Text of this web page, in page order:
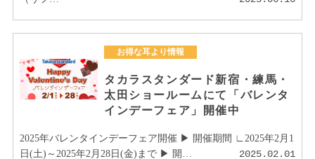
お得な耳より情報
タカラスタンダード新宿・練馬・
太田ショールームにて「バレンタ
インデーフェア」開催中
2025年バレンタインデーフェア開催 ▶ 開催期間 ∟2025年2月1
日(土)～2025年2月28日(金)まで ▶ 開…
2025.02.01